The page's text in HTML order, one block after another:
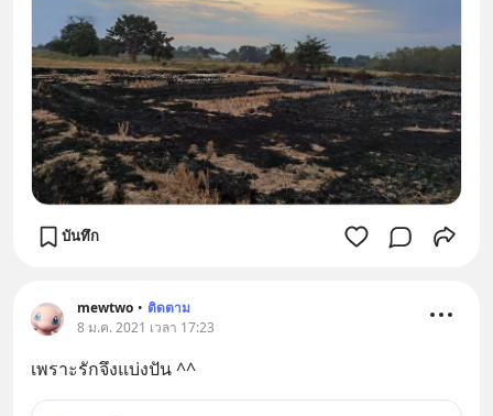
บันทึก
mewtwo • ติดตาม
8 ม.ค. 2021 เวลา 17:23
เพราะรักจึงแบ่งปัน ^^